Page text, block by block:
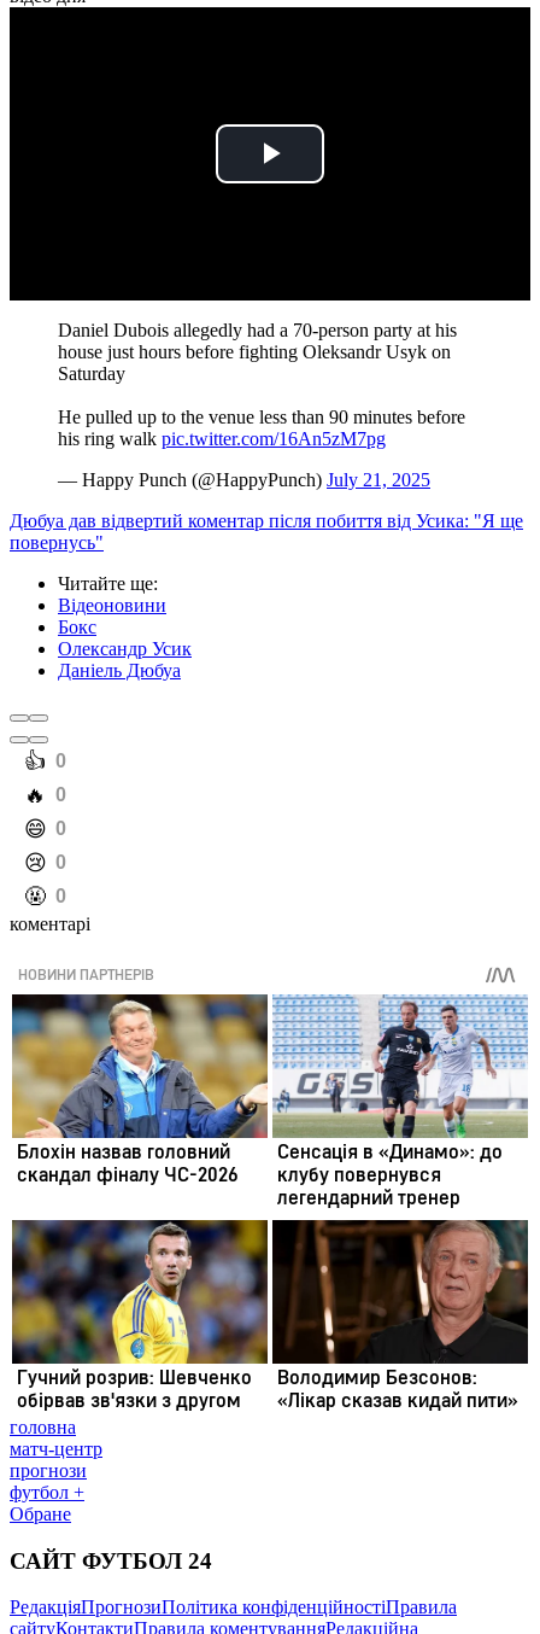
Play
Daniel Dubois allegedly had a 70-person party at his
house just hours before fighting Oleksandr Usyk on
Saturday
He pulled up to the venue less than 90 minutes before
his ring walk pic.twitter.com/16An5zM7pg
— Happy Punch (@HappyPunch) July 21, 2025
Дюбуа дав відвертий коментар після побиття від Усика: "Я ще
повернусь"
Читайте ще:
Відеоновини
Бокс
Олександр Усик
Даніель Дюбуа
️👍 0
️🔥 0
️😄 0
️😢 0
️🤬 0
коментарі
головна
матч-центр
прогнози
футбол +
Обране
САЙТ ФУТБОЛ 24
РедакціяПрогнозиПолітика конфіденційностіПравила
сайтуКонтактиПравила коментуванняРедакційна